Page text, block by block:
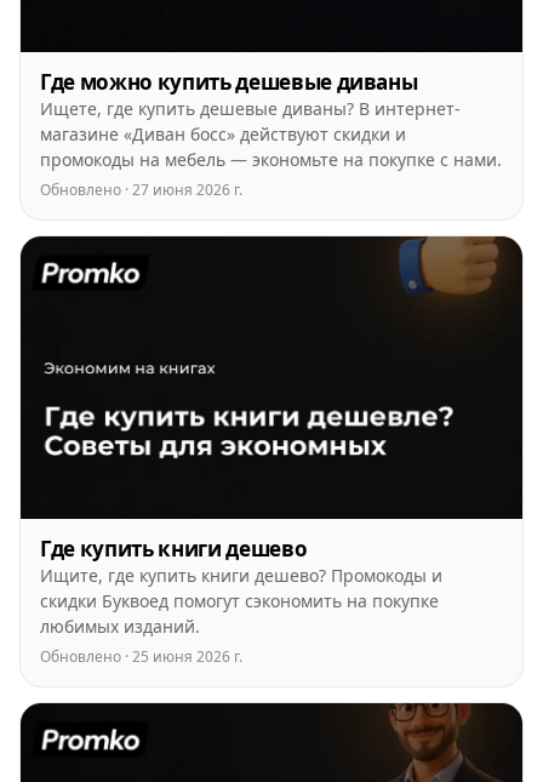
Где можно купить дешевые диваны
Ищете, где купить дешевые диваны? В интернет-
магазине «Диван босс» действуют скидки и
промокоды на мебель — экономьте на покупке с нами.
Обновлено · 27 июня 2026 г.
Где купить книги дешево
Ищите, где купить книги дешево? Промокоды и
скидки Буквоед помогут сэкономить на покупке
любимых изданий.
Обновлено · 25 июня 2026 г.